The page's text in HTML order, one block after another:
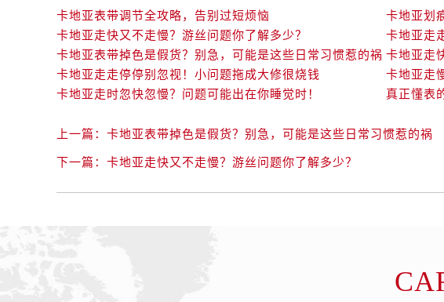
卡地亚表带调节全攻略，告别过短烦恼
卡地亚划
卡地亚走快又不走慢？游丝问题你了解多少？
卡地亚走
卡地亚表带掉色是假货？别急，可能是这些日常习惯惹的祸 卡地亚走
卡地亚走走停停别忽视！小问题拖成大修很烧钱
卡地亚走
卡地亚走时忽快忽慢？问题可能出在你睡觉时！
真正懂表
上一篇： 卡地亚表带掉色是假货？别急，可能是这些日常习惯惹的祸
下一篇： 卡地亚走快又不走慢？游丝问题你了解多少？